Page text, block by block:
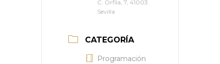
C. Orfila, 7, 41003
Sevilla
CATEGORÍA
Programación